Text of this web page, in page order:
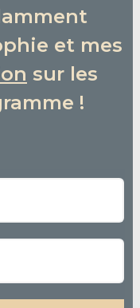
et mes
sur les
!